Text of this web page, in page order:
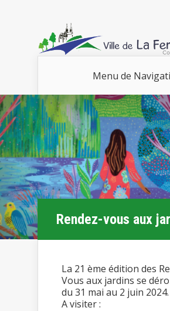
Menu de
Rendez-vous aux
La 21 ème édition des
Vous aux jardins se
du 31 mai au 2 juin 2024.
A visiter :